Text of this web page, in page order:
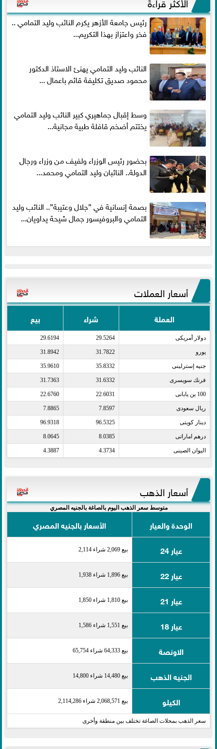
رئيس جامعة الأزهر يكرم النائب وليد التمامي ..
فخر واعتزاز بهذا التكريم...
النائب وليد التمامي يهنئ الاستاذ الدكتور
محمود صديق تكليفة قائم باعمال ...
وسط إقبال جماهيري كبير النائب وليد التمامي
يختتم أضخم قافلة طبية مجانية...
بحضور رئيس الوزراء ولفيف من وزراء ورجال
الدولة.. النائبان وليد التمامي ومحمد...
بصمة إنسانية في ”جلال وعتيبة”.. النائب وليد
التمامي والبروفيسور جمال شيحة يداويان...
أسعار العملات
العملة شراء بيع
دولار أمريكى​ 29.5264
29.6194
يورو​ 31.7822
31.8942
جنيه إسترلينى​ 35.8332
35.9610
فرنك سويسرى​ 31.6332
31.7363
100 ين يابانى​ 22.6031
22.6760
ريال سعودى​ 7.8597
7.8865
دينار كويتى​ 96.5325
96.9318
درهم اماراتى​ 8.0385
8.0645
اليوان الصينى​ 4.3734
4.3887
أسعار الذهب
متوسط سعر الذهب اليوم بالصاغة بالجنيه المصري
الوحدة والعيار
الأسعار بالجنيه المصري
عيار 24
بيع 2,069 شراء 2,114
عيار 22 بيع 1,896 شراء 1,938
عيار 21 بيع 1,810 شراء 1,850
عيار 18 بيع 1,551 شراء 1,586
الاونصة بيع 64,333 شراء 65,754
الجنيه الذهب بيع 14,480 شراء 14,800
الكيلو بيع 2,068,571 شراء 2,114,286
سعر الذهب بمحلات الصاغة تختلف بين منطقة وأخرى